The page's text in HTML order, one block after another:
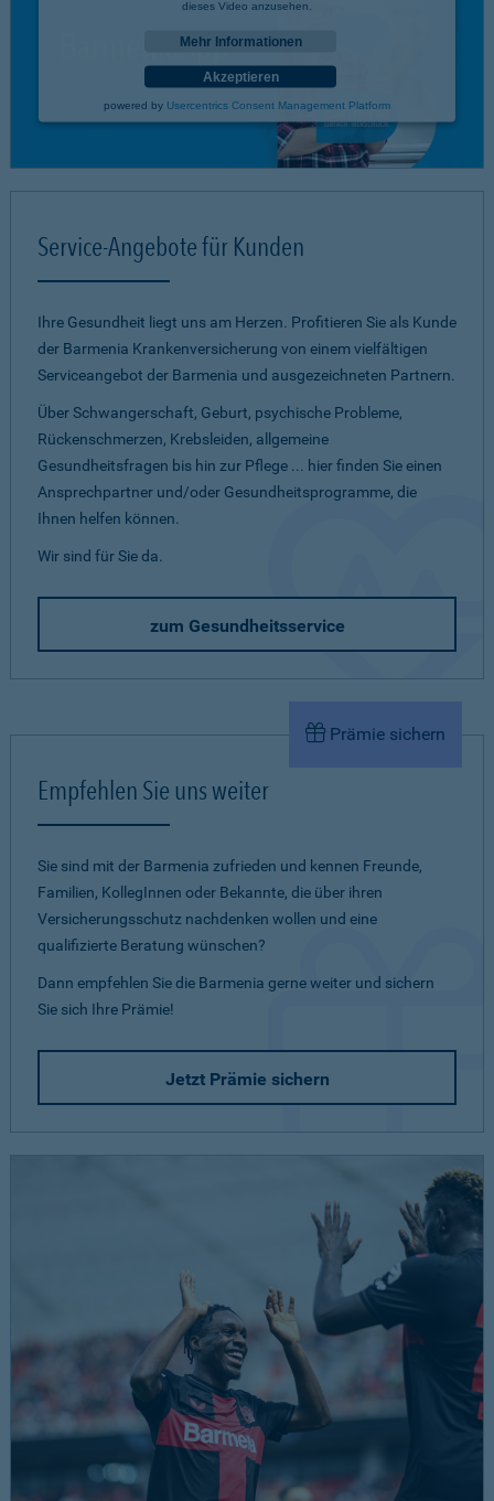
dieses Video anzusehen.
Mehr Informationen
Akzeptieren
powered by Usercentrics Consent Management Platform
Service-Angebote für Kunden
Ihre Gesundheit liegt uns am Herzen. Profitieren Sie als Kunde
der Barmenia Krankenversicherung von einem vielfältigen
Serviceangebot der Barmenia und ausgezeichneten Partnern.
Über Schwangerschaft, Geburt, psychische Probleme,
Rückenschmerzen, Krebsleiden, allgemeine
Gesundheitsfragen bis hin zur Pflege ... hier finden Sie einen
Ansprechpartner und/oder Gesundheitsprogramme, die
Ihnen helfen können.
Wir sind für Sie da.
zum Gesundheitsservice
Prämie sichern
Empfehlen Sie uns weiter
Sie sind mit der Barmenia zufrieden und kennen Freunde,
Familien, KollegInnen oder Bekannte, die über ihren
Versicherungsschutz nachdenken wollen und eine
qualifizierte Beratung wünschen?
Dann empfehlen Sie die Barmenia gerne weiter und sichern
Sie sich Ihre Prämie!
Jetzt Prämie sichern